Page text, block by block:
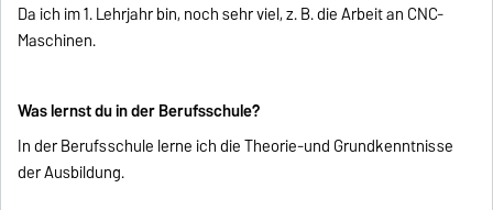
Da ich im 1. Lehrjahr bin, noch sehr viel, z. B. die Arbeit an CNC-
Maschinen.
Was lernst du in der Berufsschule?
In der Berufsschule lerne ich die Theorie-und Grundkenntnisse
der Ausbildung.